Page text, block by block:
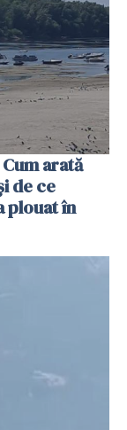
arată
de ce
plouat în